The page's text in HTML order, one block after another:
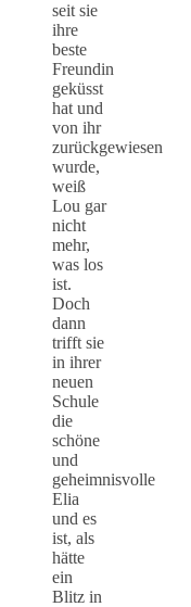
seit sie
ihre
beste
Freundin
geküsst
hat und
von ihr
zurückgewiesen
wurde,
weiß
Lou gar
nicht
mehr,
was los
ist.
Doch
dann
trifft sie
in ihrer
neuen
Schule
die
schöne
und
geheimnisvolle
Elia
und es
ist, als
hätte
ein
Blitz in